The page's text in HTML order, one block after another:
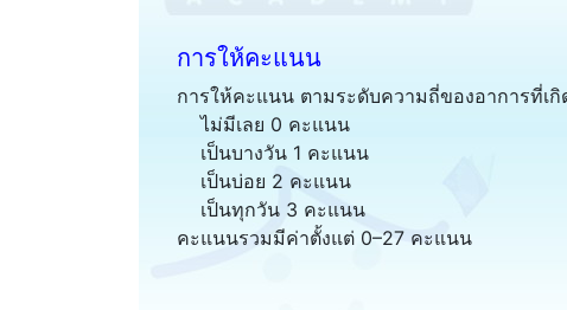
การให้คะแนน
การให้คะแนน ตามระดับความถี่ของอาการที่เ
ไม่มีเลย 0 คะแนน
เป็นบางวัน 1 คะแนน
เป็นบ่อย 2 คะแนน
เป็นทุกวัน 3 คะแนน
คะแนนรวมมีค่าตั้งแต่ 0–27 คะแนน